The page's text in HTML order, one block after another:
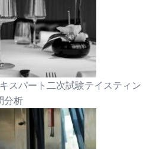
スパート二次試験テイスティン
分析